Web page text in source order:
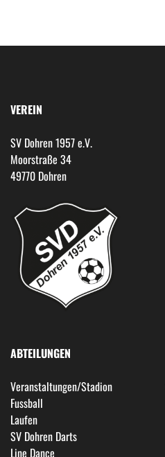
VEREIN
SV Dohren 1957 e.V.
Moorstraße 34
49770 Dohren
ABTEILUNGEN
Veranstaltungen/Stadion
Fussball
Laufen
SV Dohren Darts
Line Dance